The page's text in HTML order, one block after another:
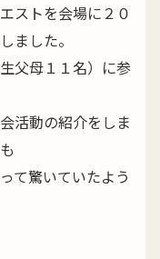
ストを会場に２０
ました。
父母１１名）に参
活動の紹介をしま
て驚いていたよう